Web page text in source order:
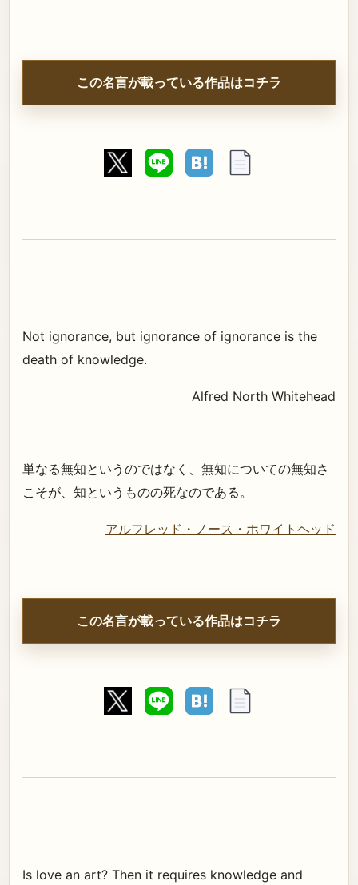
この名言が載っている作品はコチラ
Not ignorance, but ignorance of ignorance is the
death of knowledge.
Alfred North Whitehead
単なる無知というのではなく、無知についての無知さ
こそが、知というものの死なのである。
アルフレッド・ノース・ホワイトヘッド
この名言が載っている作品はコチラ
Is love an art? Then it requires knowledge and